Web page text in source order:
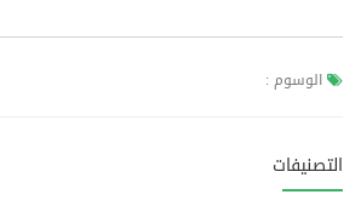
الوسوم :
التصنيفات